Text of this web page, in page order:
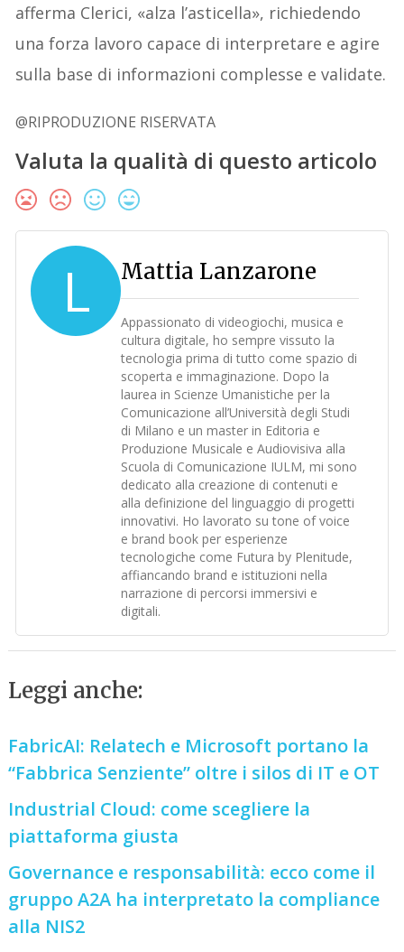
afferma Clerici, «alza l’asticella», richiedendo
una forza lavoro capace di interpretare e agire
sulla base di informazioni complesse e validate.
@RIPRODUZIONE RISERVATA
Valuta la qualità di questo articolo
L Mattia Lanzarone
Appassionato di videogiochi, musica e
cultura digitale, ho sempre vissuto la
tecnologia prima di tutto come spazio di
scoperta e immaginazione. Dopo la
laurea in Scienze Umanistiche per la
Comunicazione all’Università degli Studi
di Milano e un master in Editoria e
Produzione Musicale e Audiovisiva alla
Scuola di Comunicazione IULM, mi sono
dedicato alla creazione di contenuti e
alla definizione del linguaggio di progetti
innovativi. Ho lavorato su tone of voice
e brand book per esperienze
tecnologiche come Futura by Plenitude,
affiancando brand e istituzioni nella
narrazione di percorsi immersivi e
digitali.
Leggi anche:
FabricAI: Relatech e Microsoft portano la
“Fabbrica Senziente” oltre i silos di IT e OT
Industrial Cloud: come scegliere la
piattaforma giusta
Governance e responsabilità: ecco come il
gruppo A2A ha interpretato la compliance
alla NIS2